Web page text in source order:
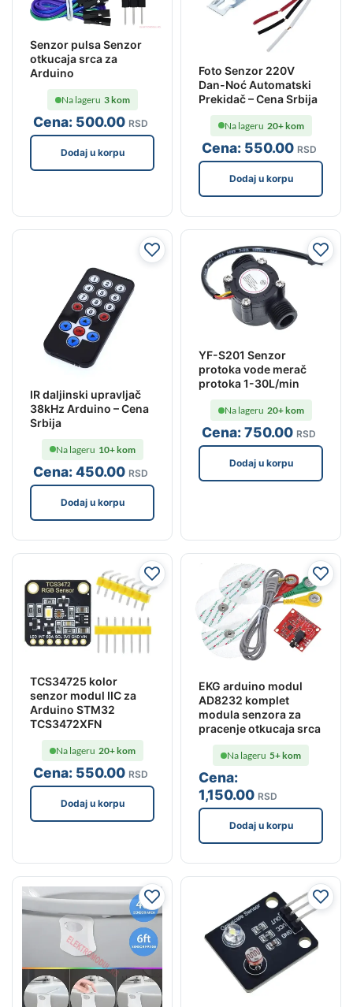
Senzor pulsa Senzor
otkucaja srca za
Arduino
Cena: 500.00 RSD
Na lageru 3 kom
Dodaj u korpu
Foto Senzor 220V
Dan-Noć Automatski
Prekidač – Cena Srbija
Cena: 550.00 RSD
Na lageru 20+ kom
Dodaj u korpu
IR daljinski upravljač
38kHz Arduino – Cena
Srbija
Cena:450.00 RSD
Na lageru 10+ kom
Dodaj u korpu
YF-S201 Senzor
protoka vode merač
protoka 1-30L/min
Cena:750.00 RSD
Na lageru 20+ kom
Dodaj u korpu
TCS34725 kolor
senzor modul IIC za
Arduino STM32
TCS3472XFN
Cena: 550.00 RSD
Na lageru 20+ kom
Dodaj u korpu
EKG arduino modul
AD8232 komplet
modula senzora za
pracenje otkucaja srca
Cena:
1,150.00 RSD
Na lageru 5+ kom
Dodaj u korpu